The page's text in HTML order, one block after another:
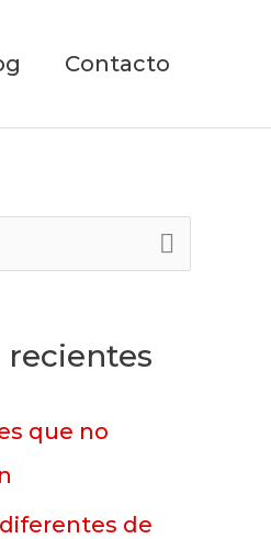
Contacto
recientes
que no
de